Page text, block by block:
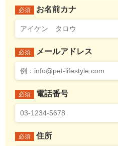
必須 お名前カナ
必須 メールアドレス
必須 電話番号
必須 住所